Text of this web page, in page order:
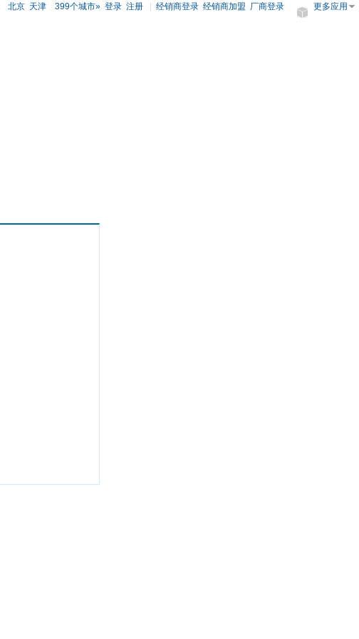
北京 天津 399个城市» 更多应用
登录 注册 经销商登录 经销商加盟 厂商登录